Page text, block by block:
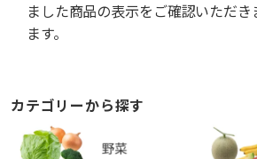
ました商品の表示をご確認いただき
ます。
カテゴリーから探す